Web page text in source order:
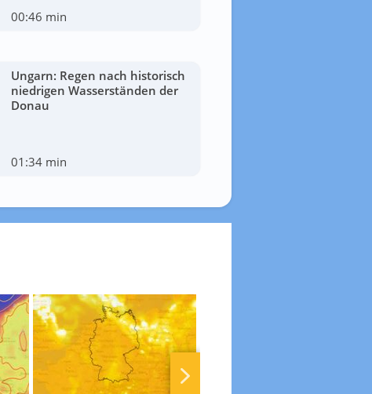
00:46 min
Ungarn: Regen nach historisch
niedrigen Wasserständen der
Donau
01:34 min